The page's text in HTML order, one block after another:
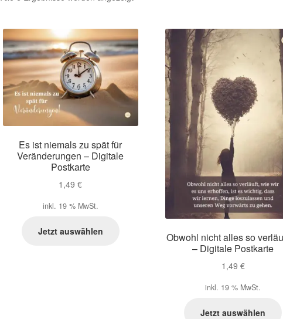
Es ist niemals zu spät für
Veränderungen – Digitale
Postkarte
1,49€
inkl. 19 % MwSt.
Jetzt auswählen
Obwohl nicht alles so
– Digitale Postkarte
1,49 €
inkl. 19 % MwSt.
Jetzt auswählen